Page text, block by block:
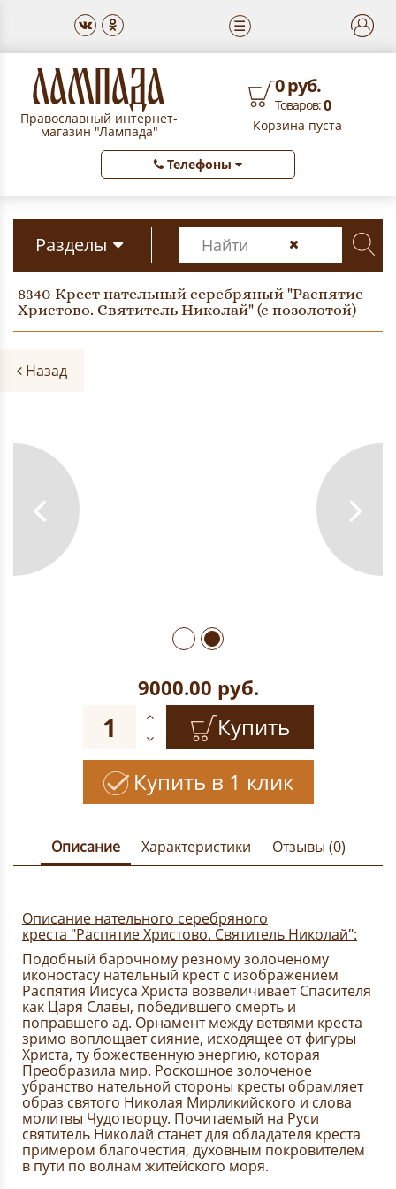
☰
Православный интернет-
магазин "Лампада"
0 руб.
Товаров:0
Корзина пуста
Телефоны
Разделы
8340 Крест нательный серебряный "Распятие
Христово. Святитель Николай" (с позолотой)
Назад
9000.00 руб.
Купить
Купить в 1 клик
Описание Характеристики Отзывы (0)
Описание нательного серебряного
креста "Распятие Христово. Святитель Николай":
Подобный барочному резному золоченому
иконостасу нательный крест с изображением
Распятия Иисуса Христа возвеличивает Спасителя
как Царя Славы, победившего смерть и
поправшего ад. Орнамент между ветвями креста
зримо воплощает сияние, исходящее от фигуры
Христа, ту божественную энергию, которая
Преобразила мир. Роскошное золоченое
убранство нательной стороны кресты обрамляет
образ святого Николая Мирликийского и слова
молитвы Чудотворцу. Почитаемый на Руси
святитель Николай станет для обладателя креста
примером благочестия, духовным покровителем
в пути по волнам житейского моря.